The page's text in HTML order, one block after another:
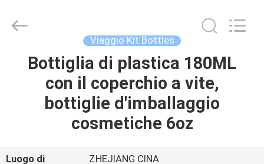
CASA
PRODOTTI
NOI
GAMO
INDUSTRY
Viaggio Kit Bottles
Bottiglia di plastica 180ML
con il coperchio a vite,
bottiglie d'imballaggio
cosmetiche 6oz
Luogo di
ZHEJIANG CINA